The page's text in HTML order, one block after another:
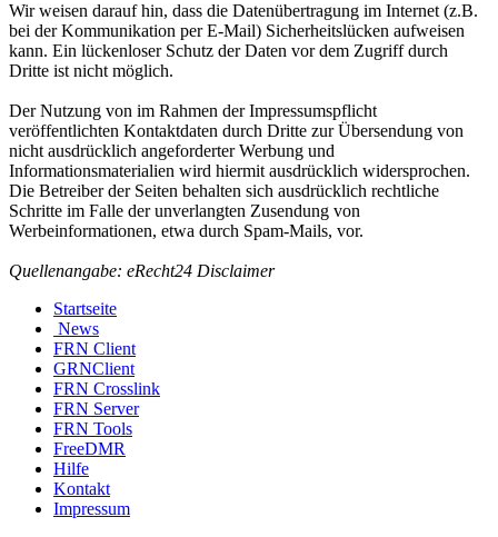
Wir weisen darauf hin, dass die Datenübertragung im Internet (z.B.
bei der Kommunikation per E-Mail) Sicherheitslücken aufweisen
kann. Ein lückenloser Schutz der Daten vor dem Zugriff durch
Dritte ist nicht möglich.
Der Nutzung von im Rahmen der Impressumspflicht
veröffentlichten Kontaktdaten durch Dritte zur Übersendung von
nicht ausdrücklich angeforderter Werbung und
Informationsmaterialien wird hiermit ausdrücklich widersprochen.
Die Betreiber der Seiten behalten sich ausdrücklich rechtliche
Schritte im Falle der unverlangten Zusendung von
Werbeinformationen, etwa durch Spam-Mails, vor.
Quellenangabe: eRecht24 Disclaimer
Startseite
News
FRN Client
GRNClient
FRN Crosslink
FRN Server
FRN Tools
FreeDMR
Hilfe
Kontakt
Impressum